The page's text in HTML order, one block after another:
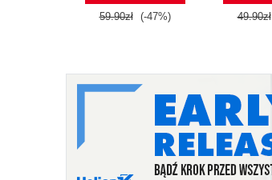
59.90zł (-47%) 49.90zł